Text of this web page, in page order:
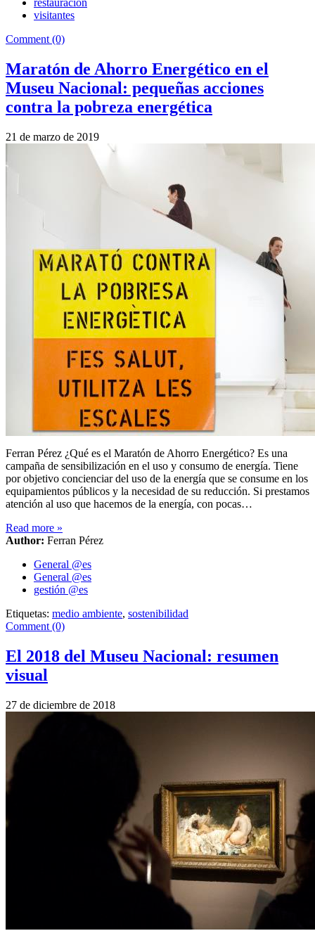
restauración
visitantes
Comment (0)
Maratón de Ahorro Energético en el
Museu Nacional: pequeñas acciones
contra la pobreza energética
21 de marzo de 2019
Ferran Pérez ¿Qué es el Maratón de Ahorro Energético? Es una
campaña de sensibilización en el uso y consumo de energía. Tiene
por objetivo concienciar del uso de la energía que se consume en los
equipamientos públicos y la necesidad de su reducción. Si prestamos
atención al uso que hacemos de la energía, con pocas…
Read more »
Author: Ferran Pérez
General @es
General @es
gestión @es
Etiquetas: medio ambiente, sostenibilidad
Comment (0)
El 2018 del Museu Nacional: resumen
visual
27 de diciembre de 2018